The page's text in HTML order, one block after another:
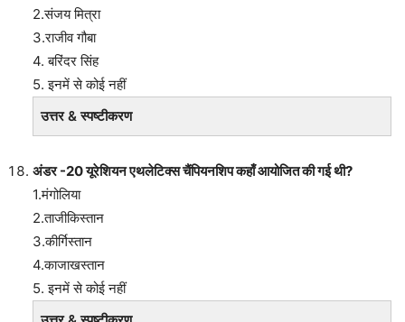
2.संजय मित्रा
3.राजीव गौबा
4. बरिंदर सिंह
5. इनमें से कोई नहीं
उत्तर & स्पष्टीकरण
अंडर -20 यूरेशियन एथलेटिक्स चैंपियनशिप कहाँ आयोजित की गई थी?
1.मंगोलिया
2.ताजीकिस्तान
3.कीर्गिस्तान
4.काजाखस्तान
5. इनमें से कोई नहीं